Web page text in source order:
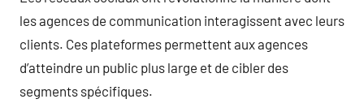
les agences de communication interagissent avec leurs
clients. Ces plateformes permettent aux agences
d’atteindre un public plus large et de cibler des
segments spécifiques.